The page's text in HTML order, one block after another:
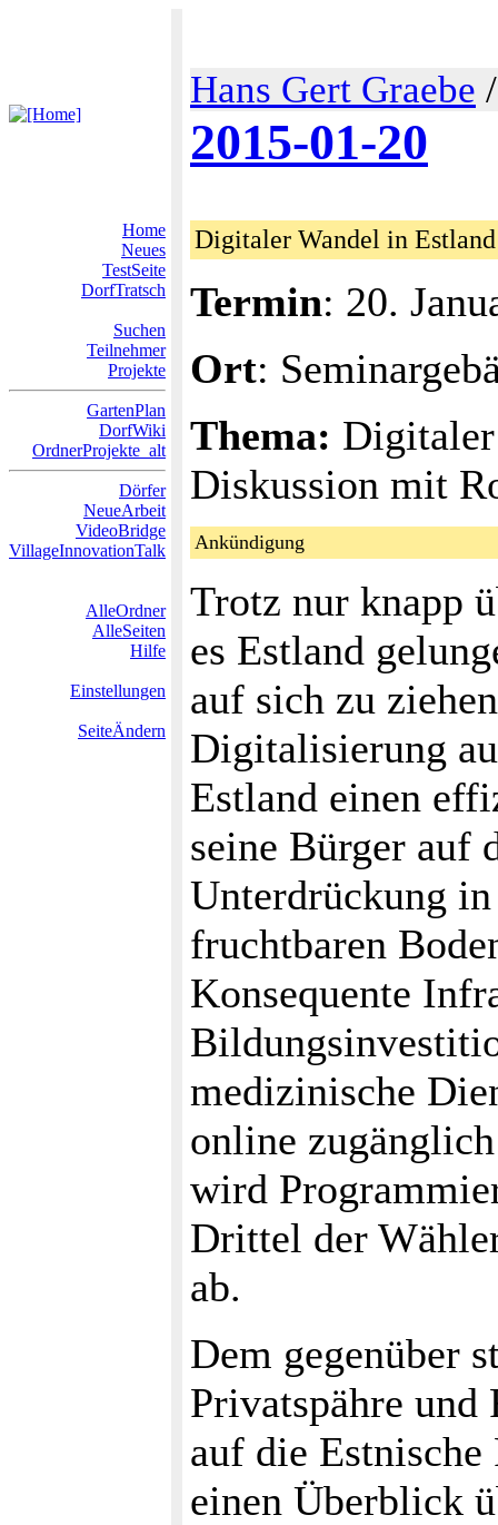
Hans Gert Graebe
2015-01-20
Home
Neues
TestSeite
DorfTratsch
Suchen
Teilnehmer
Projekte
GartenPlan
DorfWiki
OrdnerProjekte_alt
Dörfer
NeueArbeit
VideoBridge
VillageInnovationTalk
AlleOrdner
AlleSeiten
Hilfe
Einstellungen
SeiteÄndern
Digitaler Wandel in Estland
Termin: 20.
Ort:
Thema:
Diskussion mit
Ankündigung
Trotz nur knapp
es Estland
auf sich zu
Digitalisierung
Estland einen
seine Bürger auf
Unterdrückung
fruchtbaren
Konsequente
medizinische
online
wird
Drittel der
ab.
Dem gegenüber
Privatspähre
auf die
einen Überblick